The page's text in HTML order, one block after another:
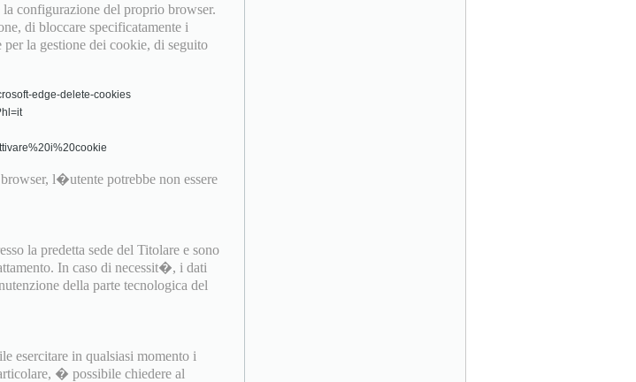
configurazione del proprio browser.
di bloccare specificatamente i
la gestione dei cookie, di seguito
edge-delete-cookies
l�utente potrebbe non essere
la predetta sede del Titolare e sono
In caso di necessit�, i dati
della parte tecnologica del
esercitare in qualsiasi momento i
� possibile chiedere al